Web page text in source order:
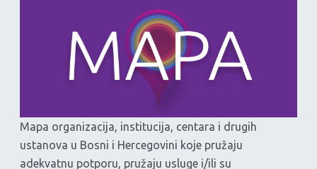
Mapa organizacija, institucija, centara i drugih
ustanova u Bosni i Hercegovini koje pružaju
adekvatnu potporu, pružaju usluge i/ili su